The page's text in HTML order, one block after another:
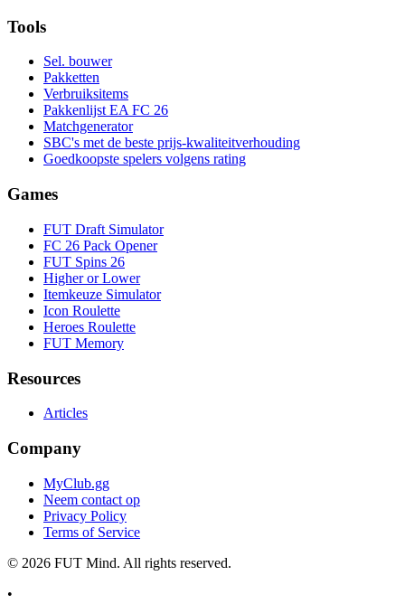
Tools
Sel. bouwer
Pakketten
Verbruiksitems
Pakkenlijst EA FC 26
Matchgenerator
SBC's met de beste prijs-kwaliteitverhouding
Goedkoopste spelers volgens rating
Games
FUT Draft Simulator
FC 26 Pack Opener
FUT Spins 26
Higher or Lower
Itemkeuze Simulator
Icon Roulette
Heroes Roulette
FUT Memory
Resources
Articles
Company
MyClub.gg
Neem contact op
Privacy Policy
Terms of Service
© 2026 FUT Mind. All rights reserved.
•